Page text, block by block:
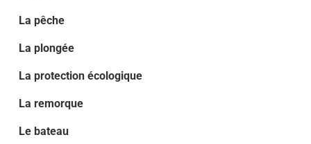
La pêche
La plongée
La protection écologique
La remorque
Le bateau